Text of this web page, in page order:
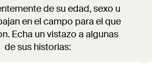
de su edad, sexo u
en el campo para el que
Echa un vistazo a algunas
de sus historias: